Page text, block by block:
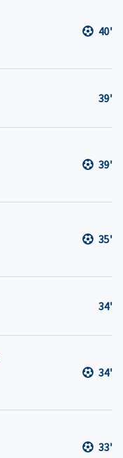
40'
39'
39'
35'
34'
34'
33'